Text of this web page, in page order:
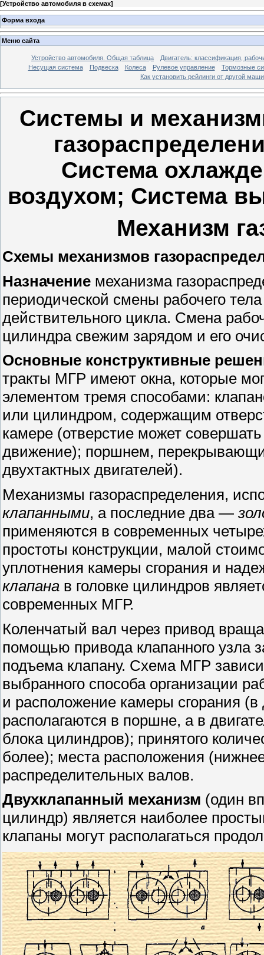
[Устройство автомобиля в схемах]
Форма входа
Меню сайта
Устройство автомобиля. Общая таблица
Двигатель: классификация,
Несущая система
Подвеска Колеса Рулевое управление
Тормозные
Как установить рейлинги от другой
Системы и
Система
воздухом; Система
Механизм
Схемы механизмов
Назначение механизма
периодической смены рабочего
действительного цикла. Смена
цилиндра свежим зарядом и его
Основные конструктивные
тракты МГР имеют окна, которые
элементом тремя способами:
или цилиндром, содержащим
камере (отверстие может
движение); поршнем,
двухтактных двигателей).
Механизмы газораспределения,
клапанными, а последние два —
применяются в современных
простоты конструкции, малой
уплотнения камеры сгорания и
клапана в головке цилиндров
современных МГР.
Коленчатый вал через привод
помощью привода клапанного узла
подъема клапану. Схема МГР
выбранного способа организации
и расположение камеры сгорания
располагаются в поршне, а в
блока цилиндров); принятого
более); места расположения
распределительных валов.
Двухклапанный механизм (один
цилиндр) является наиболее
клапаны могут располагаться